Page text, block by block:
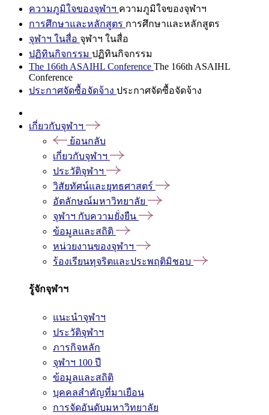
ความภูมิใจของจุฬาฯ ความภูมิใจของจุฬาฯ
การศึกษาและหลักสูตร การศึกษาและหลักสูตร
จุฬาฯ ในสื่อ จุฬาฯ ในสื่อ
ปฏิทินกิจกรรม ปฏิทินกิจกรรม
The 166th ASAIHL Conference The 166th ASAIHL
Conference
ประกาศจัดซื้อจัดจ้าง ประกาศจัดซื้อจัดจ้าง
เกี่ยวกับจุฬาฯ
ย้อนกลับ
เกี่ยวกับจุฬาฯ
ประวัติจุฬาฯ
วิสัยทัศน์และยุทธศาสตร์
อัตลักษณ์มหาวิทยาลัย
จุฬาฯ กับความยั่งยืน
ข้อมูลและสถิติ
หน่วยงานของจุฬาฯ
ร้องเรียนทุจริตและประพฤติมิชอบ
รู้จักจุฬาฯ
แนะนำจุฬาฯ
ประวัติจุฬาฯ
ภารกิจหลัก
จุฬาฯ 100 ปี
ข้อมูลและสถิติ
บุคคลสำคัญที่มาเยือน
การจัดอันดับมหาวิทยาลัย